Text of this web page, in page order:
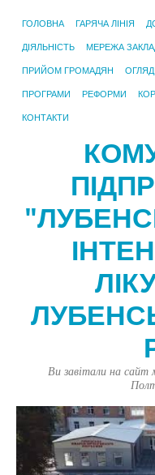
ГОЛОВНА ГАРЯЧА ЛІНІЯ
ДІЯЛЬНІСТЬ МЕРЕЖА
ПРИЙОМ ГРОМАДЯН
ПРОГРАМИ РЕФОРМИ
КОНТАКТИ
Ви завітали на сайт